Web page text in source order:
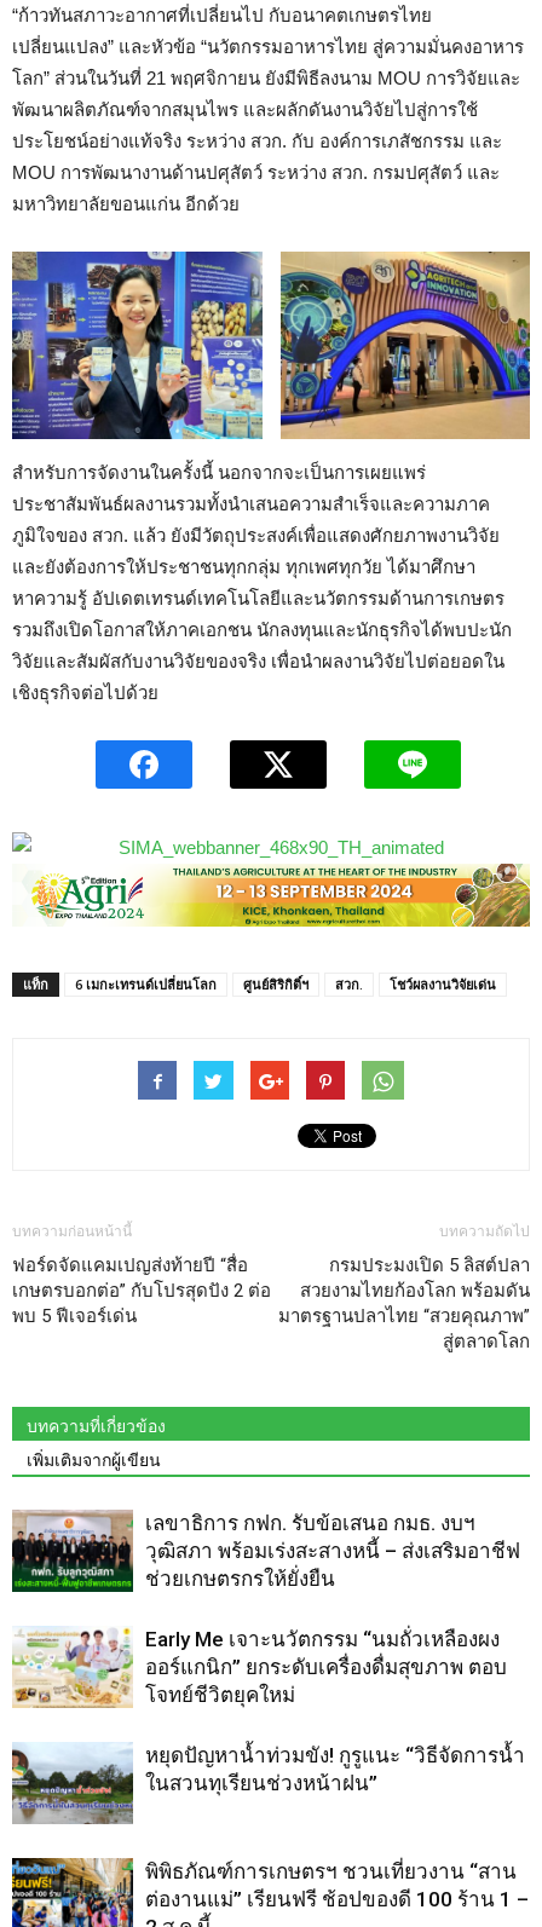
“ก้าวทันสภาวะอากาศที่เปลี่ยนไป กับอนาคตเกษตรไทย
เปลี่ยนแปลง” และหัวข้อ “นวัตกรรมอาหารไทย สู่ความมั่นคงอาหาร
โลก” ส่วนในวันที่ 21 พฤศจิกายน ยังมีพิธีลงนาม MOU การวิจัยและ
พัฒนาผลิตภัณฑ์จากสมุนไพร และผลักดันงานวิจัยไปสู่การใช้
ประโยชน์อย่างแท้จริง ระหว่าง สวก. กับ องค์การเภสัชกรรม และ
MOU การพัฒนางานด้านปศุสัตว์ ระหว่าง สวก. กรมปศุสัตว์ และ
มหาวิทยาลัยขอนแก่น อีกด้วย
สำหรับการจัดงานในครั้งนี้ นอกจากจะเป็นการเผยแพร่
ประชาสัมพันธ์ผลงานรวมทั้งนำเสนอความสำเร็จและความภาค
ภูมิใจของ สวก. แล้ว ยังมีวัตถุประสงค์เพื่อแสดงศักยภาพงานวิจัย
และยังต้องการให้ประชาชนทุกกลุ่ม ทุกเพศทุกวัย ได้มาศึกษา
หาความรู้ อัปเดตเทรนด์เทคโนโลยีและนวัตกรรมด้านการเกษตร
รวมถึงเปิดโอกาสให้ภาคเอกชน นักลงทุนและนักธุรกิจได้พบปะนัก
วิจัยและสัมผัสกับงานวิจัยของจริง เพื่อนำผลงานวิจัยไปต่อยอดใน
เชิงธุรกิจต่อไปด้วย
แท็ก 6 เมกะเทรนด์เปลี่ยนโลก ศูนย์สิริกิติ์ฯ สวก. โชว์ผลงานวิจัยเด่น
บทความก่อนหน้านี้
ฟอร์ดจัดแคมเปญส่งท้ายปี “สื่อ
เกษตรบอกต่อ” กับโปรสุดปัง 2 ต่อ
พบ 5 ฟีเจอร์เด่น
บทความถัดไป
กรมประมงเปิด 5 ลิสต์ปลา
สวยงามไทยก้องโลก พร้อมดัน
มาตรฐานปลาไทย “สวยคุณภาพ”
สู่ตลาดโลก
บทความที่เกี่ยวข้อง
เพิ่มเติมจากผู้เขียน
เลขาธิการ กฟก. รับข้อเสนอ กมธ. งบฯ
วุฒิสภา พร้อมเร่งสะสางหนี้ – ส่งเสริมอาชีฟ
ช่วยเกษตรกรให้ยั่งยืน
Early Me เจาะนวัตกรรม “นมถั่วเหลืองผง
ออร์แกนิก” ยกระดับเครื่องดื่มสุขภาพ ตอบ
โจทย์ชีวิตยุคใหม่
หยุดปัญหาน้ำท่วมขัง! กูรูแนะ “วิธีจัดการน้ำ
ในสวนทุเรียนช่วงหน้าฝน”
พิพิธภัณฑ์การเกษตรฯ ชวนเที่ยวงาน “สาน
ต่องานแม่” เรียนฟรี ช้อปของดี 100 ร้าน 1 –